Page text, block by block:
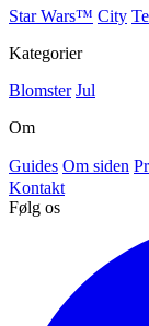
Star Wars™ City
Kategorier
Blomster Jul
Om
Guides Om siden
Kontakt
Følg os